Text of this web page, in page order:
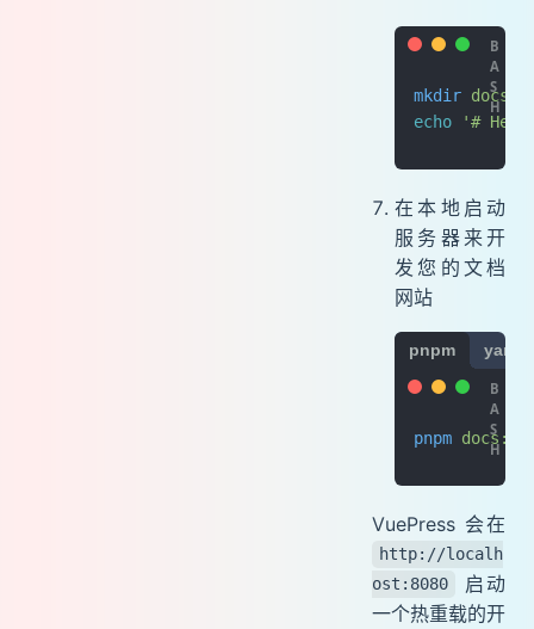
mkdir docs
echo '#
在本地启动
服务器来开
发您的文档
网站
pnpm yarn
pnpm
VuePress 会在
http://localh
ost:8080
启动
一个热重载的开